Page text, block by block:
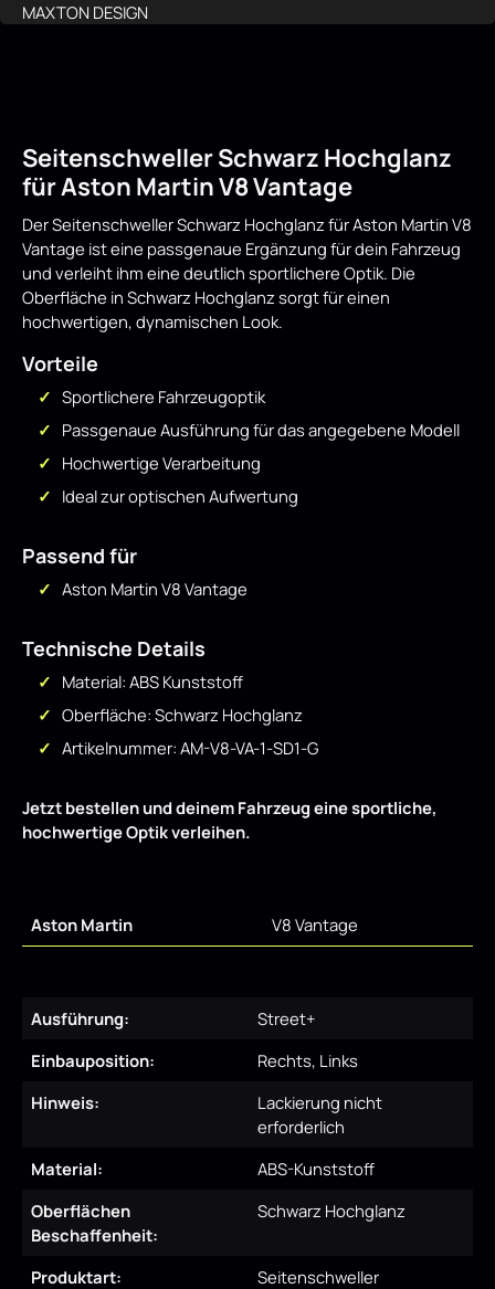
MAXTON DESIGN
Seitenschweller Schwarz Hochglanz
für Aston Martin V8 Vantage
Der Seitenschweller Schwarz Hochglanz für Aston Martin V8
Vantage ist eine passgenaue Ergänzung für dein Fahrzeug
und verleiht ihm eine deutlich sportlichere Optik. Die
Oberfläche in Schwarz Hochglanz sorgt für einen
hochwertigen, dynamischen Look.
Vorteile
Sportlichere Fahrzeugoptik
Passgenaue Ausführung für das angegebene Modell
Hochwertige Verarbeitung
Ideal zur optischen Aufwertung
Passend für
Aston Martin V8 Vantage
Technische Details
Material: ABS Kunststoff
Oberfläche: Schwarz Hochglanz
Artikelnummer: AM-V8-VA-1-SD1-G
Jetzt bestellen und deinem Fahrzeug eine sportliche,
hochwertige Optik verleihen.
Aston Martin V8 Vantage
Ausführung:
Street+
Einbauposition:
Rechts, Links
Hinweis:
Lackierung nicht
erforderlich
Material:
ABS-Kunststoff
Oberflächen
Beschaffenheit:
Schwarz Hochglanz
Produktart:
Seitenschweller